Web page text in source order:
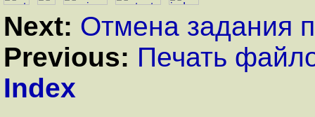
Next: Отмена задания
Previous: Печать
Index